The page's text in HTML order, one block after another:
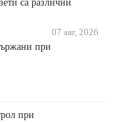
са различни
07 авг, 2026
при
при